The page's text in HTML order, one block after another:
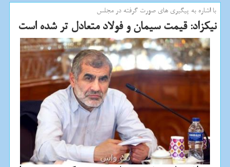
با اشاره به پیگیری های صورت گرفته در مجلس
نیكزاد: قیمت سیمان و فولاد متعادل تر شده است